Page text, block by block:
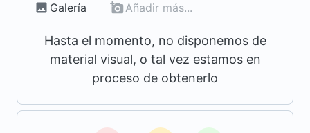
Galería Añadir más...
Hasta el momento, no disponemos de
material visual, o tal vez estamos en
proceso de obtenerlo